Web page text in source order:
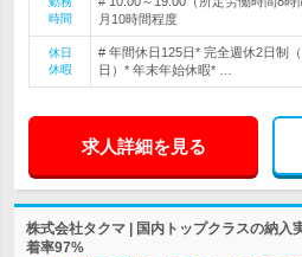
時間
月10時間程度
休日
休暇
# 年間休日125日* 完全週休2日制
日）* 年末年始休暇* …
求人詳細を見る
株式会社タクマ | 国内トップクラスの納入
着率97%